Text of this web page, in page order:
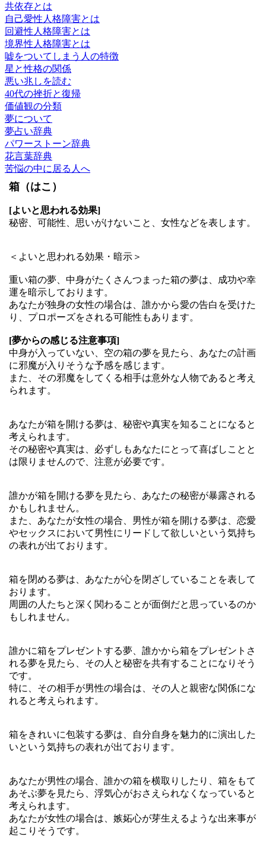
共依存とは
自己愛性人格障害とは
回避性人格障害とは
境界性人格障害とは
嘘をついてしまう人の特徴
星と性格の関係
悪い兆しを読む
40代の挫折と復帰
価値観の分類
夢について
夢占い辞典
パワーストーン辞典
花言葉辞典
苦悩の中に居る人へ
箱（はこ）
[よいと思われる効果]
秘密、可能性、思いがけないこと、女性などを表します。
＜よいと思われる効果・暗示＞
重い箱の夢、中身がたくさんつまった箱の夢は、成功や幸
運を暗示しております。
あなたが独身の女性の場合は、誰かから愛の告白を受けた
り、プロポーズをされる可能性もあります。
[夢からの感じる注意事項]
中身が入っていない、空の箱の夢を見たら、あなたの計画
に邪魔が入りそうな予感を感じます。
また、その邪魔をしてくる相手は意外な人物であると考え
られます。
あなたが箱を開ける夢は、秘密や真実を知ることになると
考えられます。
その秘密や真実は、必ずしもあなたにとって喜ばしことと
は限りませんので、注意が必要です。
誰かが箱を開ける夢を見たら、あなたの秘密が暴露される
かもしれません。
また、あなたが女性の場合、男性が箱を開ける夢は、恋愛
やセックスにおいて男性にリードして欲しいという気持ち
の表れが出ております。
箱を閉める夢は、あなたが心を閉ざしていることを表して
おります。
周囲の人たちと深く関わることが面倒だと思っているのか
もしれません。
誰かに箱をプレゼントする夢、誰かから箱をプレゼントさ
れる夢を見たら、その人と秘密を共有することになりそう
です。
特に、その相手が男性の場合は、その人と親密な関係にな
れると考えられます。
箱をきれいに包装する夢は、自分自身を魅力的に演出した
いという気持ちの表れが出ております。
あなたが男性の場合、誰かの箱を横取りしたり、箱をもて
あそぶ夢を見たら、浮気心がおさえられなくなっていると
考えられます。
あなたが女性の場合は、嫉妬心が芽生えるような出来事が
起こりそうです。